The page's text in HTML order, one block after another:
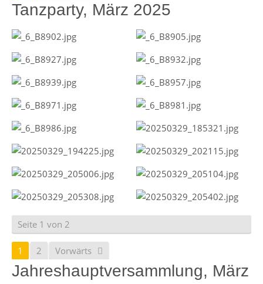
Tanzparty, März 2025
Seite 1 von 2
1 2 Vorwärts
Jahreshauptversammlung, März